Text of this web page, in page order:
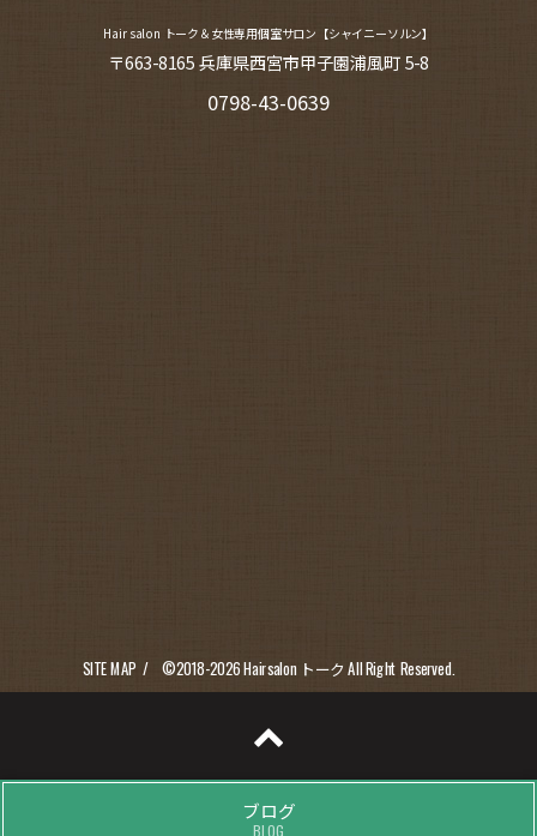
Hair salon トーク＆女性専用個室サロン【シャイニーソルン】
〒663-8165 兵庫県西宮市甲子園浦風町 5-8
0798-43-0639
SITE MAP ©2018-2026Hairsalon トーク All Right Reserved.
ブログ
BLOG